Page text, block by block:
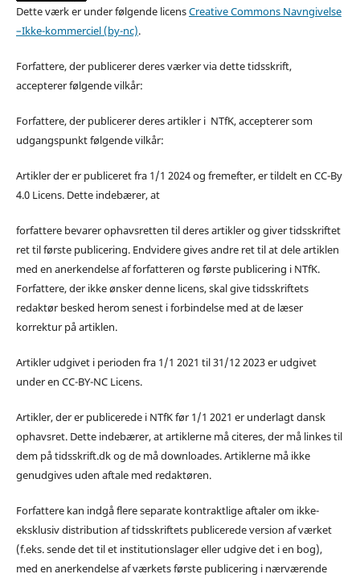
Dette værk er under følgende licensCreative Commons Navngivelse
–Ikke-kommerciel (by-nc).
Forfattere, der publicerer deres værker via dette tidsskrift,
accepterer følgende vilkår:
Forfattere, der publicerer deres artikler i NTfK, accepterer som
udgangspunkt følgende vilkår:
Artikler der er publiceret fra 1/1 2024 og fremefter, er tildelt en CC-By
4.0 Licens. Dette indebærer, at
forfattere bevarer ophavsretten til deres artikler og giver tidsskriftet
ret til første publicering. Endvidere gives andre ret til at dele artiklen
med en anerkendelse af forfatteren og første publicering i NTfK.
Forfattere, der ikke ønsker denne licens, skal give tidsskriftets
redaktør besked herom senest i forbindelse med at de læser
korrektur på artiklen.
Artikler udgivet i perioden fra 1/1 2021 til 31/12 2023 er udgivet
under en CC-BY-NC Licens.
Artikler, der er publicerede i NTfK før 1/1 2021 er underlagt dansk
ophavsret. Dette indebærer, at artiklerne må citeres, der må linkes til
dem på tidsskrift.dk og de må downloades. Artiklerne må ikke
genudgives uden aftale med redaktøren.
Forfattere kan indgå flere separate kontraktlige aftaler om ikke-
eksklusiv distribution af tidsskriftets publicerede version af værket
(f.eks. sende det til et institutionslager eller udgive det i en bog),
med en anerkendelse af værkets første publicering i nærværende